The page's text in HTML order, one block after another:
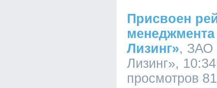
Присвоен
Лизинг», ЗАО
Лизинг»,
просмотров